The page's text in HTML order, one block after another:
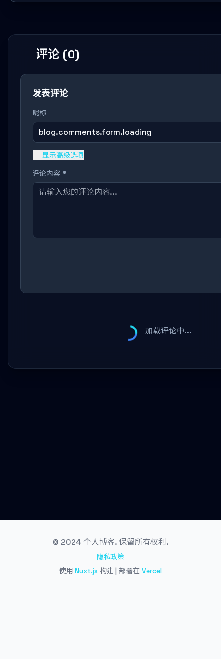
评论 (0)
发表评论
昵称
blog.comments.form.loading
显示高级选项
评论内容 *
加载评论中...
© 2024 个人博客. 保留所有权利.
隐私政策
使用 Nuxt.js 构建 | 部署在 Vercel